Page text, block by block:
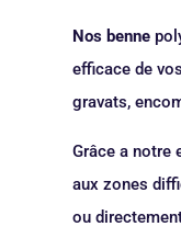
Nos benne
efficace de
gravats,
Grâce a notre
aux zones
ou